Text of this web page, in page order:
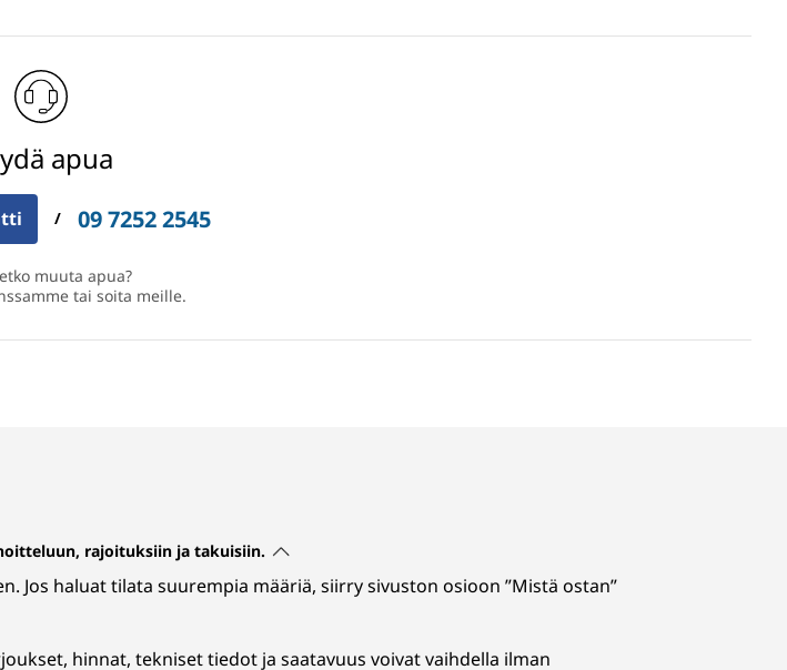
apua
/ 09 7252 2545
muuta apua?
tai soita meille.
rajoituksiin ja takuisiin.
Jos haluat tilata suurempia määriä, siirry sivuston osioon ”Mistä ostan”
hinnat, tekniset tiedot ja saatavuus voivat vaihdella ilman